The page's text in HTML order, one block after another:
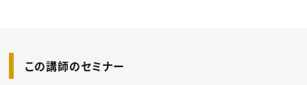
この講師のセミナー